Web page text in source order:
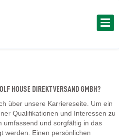
HOUSE DIREKTVERSAND GMBH?
über unsere Karriereseite. Um ein
Qualifikationen und Interessen zu
umfassend und sorgfältig in das
werden. Einen persönlichen